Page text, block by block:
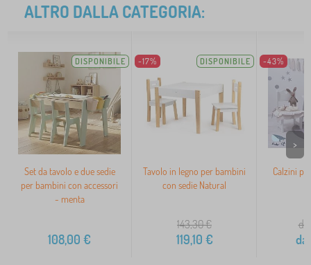
ALTRO DALLA CATEGORIA:
DISPONIBILE
Set da tavolo e due sedie
per bambini con accessori
- menta
108,00 €
-17% DISPONIBILE
Tavolo in legno per bambini
con sedie Natural
143,30€
119,10 €
-43%
Calzini
da
da
>